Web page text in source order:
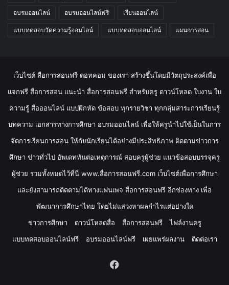
อบรมออนไลน์ อบรมออนไลน์ฟรี เรียนออนไลน์
แบบทดสอบวัดความรู้ออนไลน์ แบบทดสอบออนไลน์ แผนการสอน
เว็บไซต์ สื่อการสอนฟรี ดอทคอม ของเรา สร้างขึ้นโดยมีวัตถุประสงค์เพื่อ
แจกฟรี สื่อการสอน แนะนำ สื่อการสอนฟรี สำหรับครู ดาวน์โหลด ใบงาน ใบ
ความรู้ สื่อออนไลน์ แบบฝึกหัด ข้อสอบ ทุกรายวิชา ทุกกลุ่มสาระการเรียนรู้
บทความ เอกสารทางการศึกษา อบรมออนไลน์ เพื่อให้ครูนำไปใช้เป็นในการ
จัดการเรียนการสอน ให้กับนักเรียนได้อย่างมีประสิทธิภาพ ติดตามข่าวการ
ศึกษา ข่าวทั่วไป อัพเดททันต่อเหตุการณ์ สอบครูผู้ช่วย แนวข้อสอบบรรจุครู
ผู้ช่วย รวมทั้งหมดไว้ที่นี่ www.สื่อการสอนฟรี.com เว็บไซต์เพื่อการศึกษา
และยังสามารถติดตามได้ทางแฟนเพจ สื่อการสอนฟรี อีกช่องทาง เพื่อ
พัฒนาการศึกษาไทย โดยไม่แสวงหาผลกำไรแต่อย่างใด
ข่าวการศึกษา
ดาวน์โหลดสื่อ สื่อการสอนฟรี
ไฟล์งานครู
แบบทดสอบออนไลน์ฟรี
อบรมออนไลน์ฟรี เผยแพร่ผลงาน ติดต่อเรา
Facebook